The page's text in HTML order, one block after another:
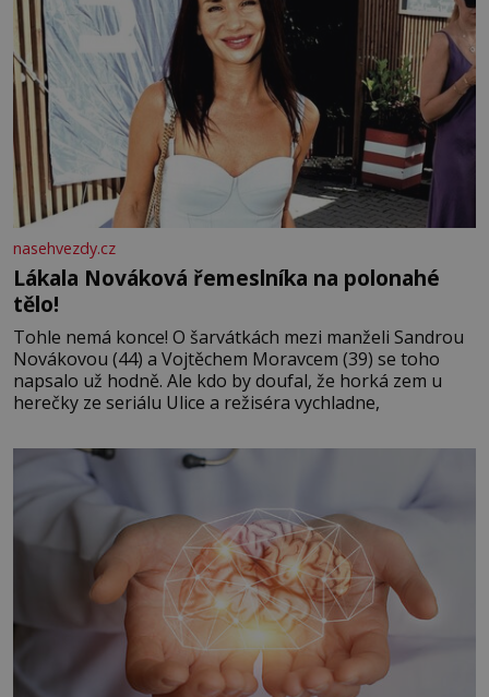
nasehvezdy.cz
Lákala Nováková řemeslníka na polonahé
tělo!
Tohle nemá konce! O šarvátkách mezi manželi Sandrou
Novákovou (44) a Vojtěchem Moravcem (39) se toho
napsalo už hodně. Ale kdo by doufal, že horká zem u
herečky ze seriálu Ulice a režiséra vychladne,